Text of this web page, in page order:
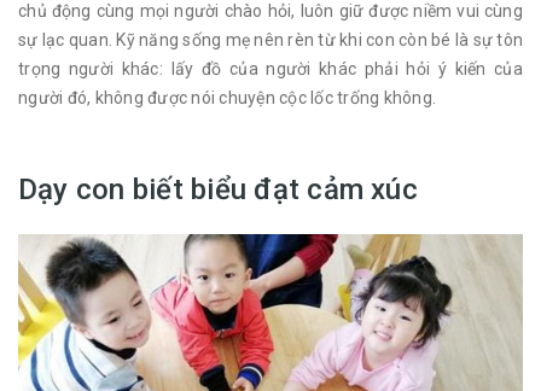
chủ động cùng mọi người chào hỏi, luôn giữ được niềm vui cùng
sự lạc quan. Kỹ năng sống mẹ nên rèn từ khi con còn bé là sự tôn
trọng người khác: lấy đồ của người khác phải hỏi ý kiến của
người đó, không được nói chuyện cộc lốc trống không.
Dạy con biết biểu đạt cảm xúc